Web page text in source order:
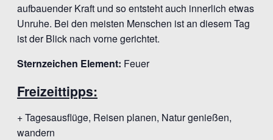
aufbauender Kraft und so entsteht auch innerlich etwas
Unruhe. Bei den meisten Menschen ist an diesem Tag
ist der Blick nach vorne gerichtet.
Sternzeichen Element: Feuer
Freizeittipps:
+ Tagesausflüge, Reisen planen, Natur genießen,
wandern